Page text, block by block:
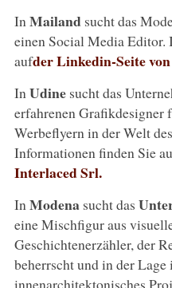
In Mailand sucht das
einen Social Media Editor.
aufder Linkedin-Seite
In Udinesucht das
erfahrenen Grafikdesigner
Werbeflyern in der Welt
Informationen finden Sie
Interlaced Srl.
In Modena sucht das
eine Mischfigur aus
Geschichtenerzähler, der
beherrscht und in der
innenarchitektonisches